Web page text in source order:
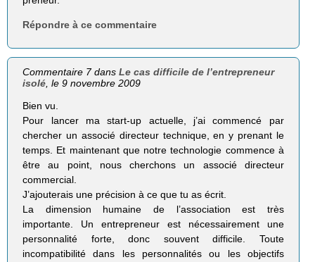
Répondre à ce commentaire
Commentaire 7 dansLe cas difficile de l’entrepreneur
isolé , le 9 novembre 2009
Bien vu.
Pour lancer ma start-up actuelle, j’ai commencé par
chercher un associé directeur technique, en y prenant le
temps. Et maintenant que notre technologie commence à
être au point, nous cherchons un associé directeur
commercial.
J’ajouterais une précision à ce que tu as écrit.
La dimension humaine de l’association est très
importante. Un entrepreneur est nécessairement une
personnalité forte, donc souvent difficile. Toute
incompatibilité dans les personnalités ou les objectifs